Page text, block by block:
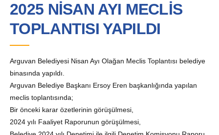
2025 NİSAN AYI MECLİS
TOPLANTISI YAPILDI
Arguvan Belediyesi Nisan Ayı Olağan Meclis Toplantısı belediye
binasında yapıldı.
Arguvan Belediye Başkanı Ersoy Eren başkanlığında yapılan
meclis toplantısında;
Bir önceki karar özetlerinin görüşülmesi,
2024 yılı Faaliyet Raporunun görüşülmesi,